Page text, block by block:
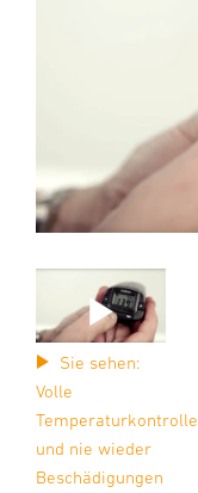
Sie sehen:
Volle
Temperaturkontrolle
und nie wieder
Beschädigungen